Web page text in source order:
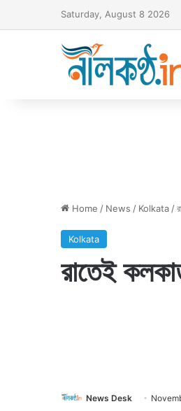
Saturday, August 8 2026
Home / News / Kolkata /
Kolkata
রাতেই
News Desk